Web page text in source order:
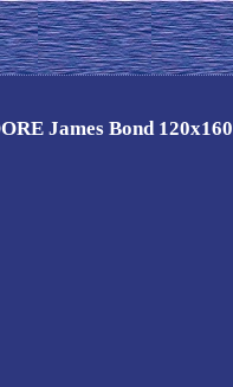
James Bond 120x160